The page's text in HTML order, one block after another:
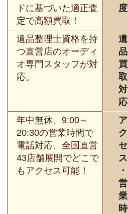
ドに基づいた適正査
定で高額買取！
度
遺品整理士資格を持
つ直営店のオーディ
オ専門スタッフが対
応。
遺
品
買
取
対
応
年中無休、9:00～
20:30の営業時間で
電話対応、全国直営
43店舗展開でどこで
もアクセス可能！
ア
ク
セ
ス
・
営
業
時